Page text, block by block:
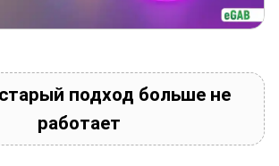
подход больше не
работает